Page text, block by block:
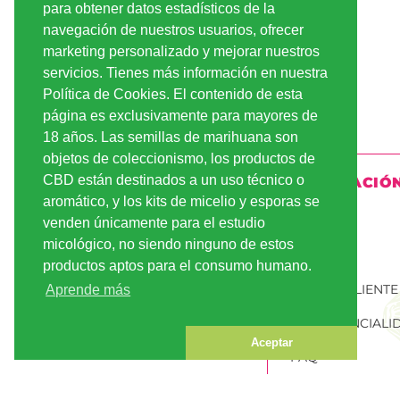
para obtener datos estadísticos de la
navegación de nuestros usuarios, ofrecer
marketing personalizado y mejorar nuestros
servicios. Tienes más información en nuestra
Política de Cookies. El contenido de esta
página es exclusivamente para mayores de
18 años. Las semillas de marihuana son
objetos de coleccionismo, los productos de
CBD están destinados a un uso técnico o
aromático, y los kits de micelio y esporas se
venden únicamente para el estudio
micológico, no siendo ninguno de estos
productos aptos para el consumo humano.
Aprende más
Aceptar
¿Son
autocultivo?
Depende mucho
variedades
tienes una
¿Qué
¿Qué
mejor opción
¿En qué
CUENTA CLIENTE
FAQ